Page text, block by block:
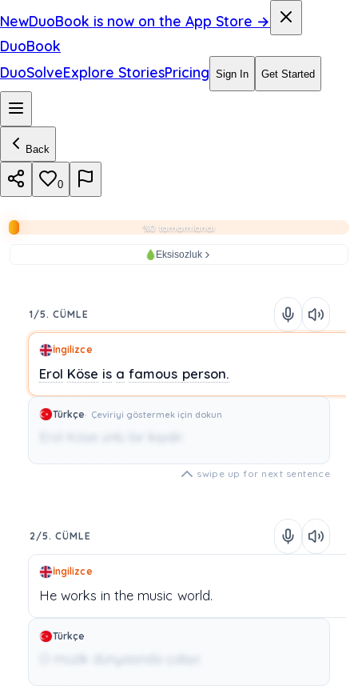
NewDuoBook is now on the App Store →
DuoBook
DuoSolveExplore StoriesPricing Sign In Get Started
Back
0
%0 tamamlandı
Eksisozluk
1/5. CÜMLE
İngilizce
Erol Köse is a famous person.
Türkçe Çeviriyi göstermek için dokun
swipe up for next sentence
2/5. CÜMLE
İngilizce
He works in the music world.
Türkçe